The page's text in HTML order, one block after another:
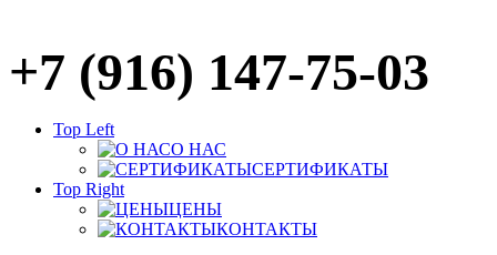
+7 (916) 147-75-03
Top Left
О НАС
СЕРТИФИКАТЫ
Top Right
ЦЕНЫ
КОНТАКТЫ